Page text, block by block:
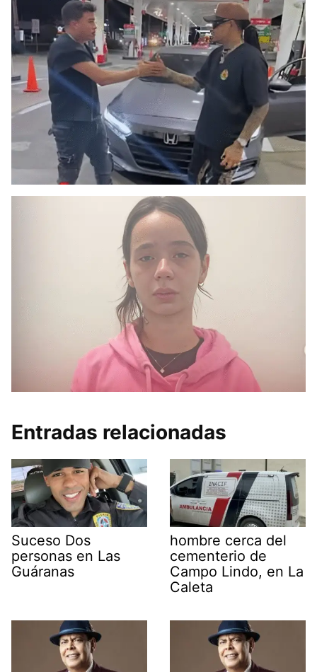
Entradas relacionadas
Suceso Dos
personas en Las
Guáranas
hombre cerca del
cementerio de
Campo Lindo, en La
Caleta